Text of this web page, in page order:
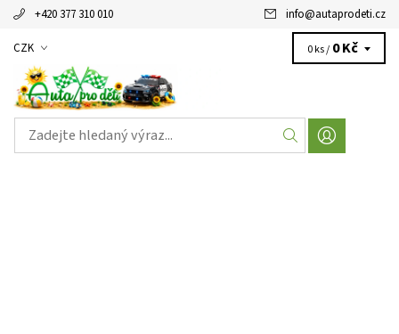
+420 377 310 010 info@autaprodeti.cz
CZK 0 ks / 0 Kč